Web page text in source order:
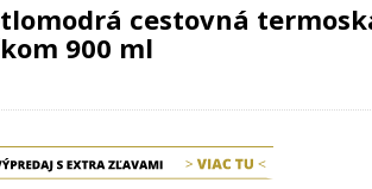
cestovná
900 ml